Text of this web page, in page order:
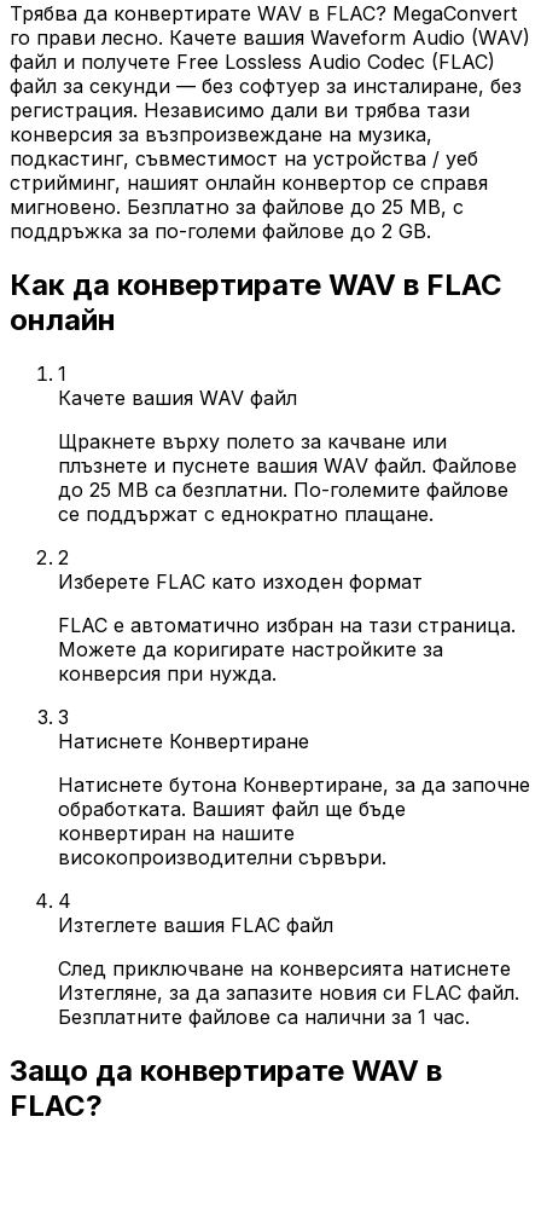
Трябва да конвертирате WAV в FLAC? MegaConvert
го прави лесно. Качете вашия Waveform Audio (WAV)
файл и получете Free Lossless Audio Codec (FLAC)
файл за секунди — без софтуер за инсталиране, без
регистрация. Независимо дали ви трябва тази
конверсия за възпроизвеждане на музика,
подкастинг, съвместимост на устройства / уеб
стрийминг, нашият онлайн конвертор се справя
мигновено. Безплатно за файлове до 25 MB, с
поддръжка за по-големи файлове до 2 GB.
Как да конвертирате WAV в FLAC
онлайн
1
Качете вашия WAV файл
Щракнете върху полето за качване или
плъзнете и пуснете вашия WAV файл. Файлове
до 25 MB са безплатни. По-големите файлове
се поддържат с еднократно плащане.
2
Изберете FLAC като изходен формат
FLAC е автоматично избран на тази страница.
Можете да коригирате настройките за
конверсия при нужда.
3
Натиснете Конвертиране
Натиснете бутона Конвертиране, за да започне
обработката. Вашият файл ще бъде
конвертиран на нашите
високопроизводителни сървъри.
4
Изтеглете вашия FLAC файл
След приключване на конверсията натиснете
Изтегляне, за да запазите новия си FLAC файл.
Безплатните файлове са налични за 1 час.
Защо да конвертирате WAV в
FLAC?